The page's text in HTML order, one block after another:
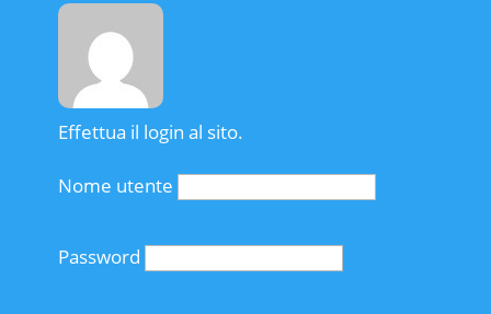
Effettua il login al sito.
Nome utente
Password